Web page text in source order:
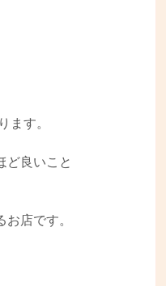
ます。
ど良いこと
店です。